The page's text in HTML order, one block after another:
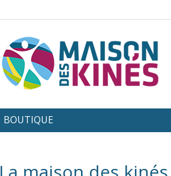
BOUTIQUE